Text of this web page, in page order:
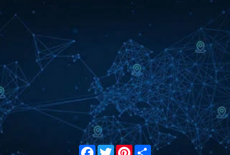
Facebook
TwitterPinterest
Share